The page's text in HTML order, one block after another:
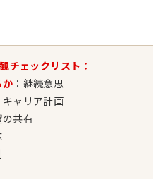
チェックリスト：
か ：継続意思
キャリア計画
の共有